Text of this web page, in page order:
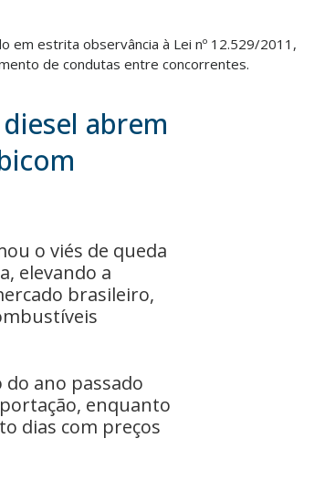
em estrita observância à Lei nº 12.529/2011,
de condutas entre concorrentes.
abrem
o viés de queda
elevando a
brasileiro,
ano passado
enquanto
dias com preços